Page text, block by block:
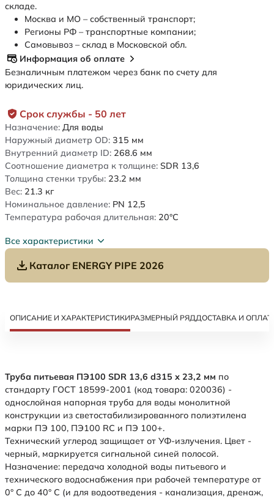
Срок службы - 50 лет
Назначение: Для воды
Наружный диаметр OD: 315 мм
Внутренний диаметр ID: 268.6 мм
Соотношение диаметра к толщине: SDR 13,6
Толщина стенки трубы: 23.2 мм
Вес: 21.3 кг
Номинальное давление: PN 12,5
Температура рабочая длительная: 20°C
Все характеристики
Каталог ENERGY PIPE 2026
складе.
Москва и МО – собственный транспорт;
Регионы РФ – транспортные компании;
Самовывоз – склад в Московской обл.
Информация об оплате
Безналичным платежом через банк по счету для
юридических лиц.
ОПИСАНИЕ И ХАРАКТЕРИСТИКИРАЗМЕРНЫЙ РЯДДОСТАВКА И
Труба питьевая ПЭ100 SDR 13,6 d315 х 23,2 мм по
стандарту ГОСТ 18599-2001 (код товара: 020036) -
однослойная напорная труба для воды монолитной
конструкции из светостабилизированного полиэтилена
марки ПЭ 100, ПЭ100 RC и ПЭ 100+.
Технический углерод защищает от УФ-излучения. Цвет -
черный, маркируется сигнальной синей полосой.
Назначение: передача холодной воды питьевого и
технического водоснабжения при рабочей температуре от
0° С до 40° С (и для водоотведения - канализация, дренаж,